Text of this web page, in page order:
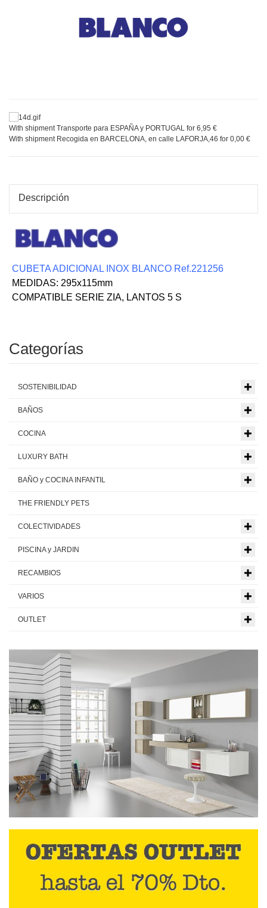
With shipment Transporte para ESPAÑA y PORTUGAL for 6,95 €
With shipment Recogida en BARCELONA, en calle LAFORJA,46 for 0,00 €
Descripción
CUBETA ADICIONAL INOX BLANCO Ref.221256
MEDIDAS: 295x115mm
COMPATIBLE SERIE ZIA, LANTOS 5 S
Categorías
SOSTENIBILIDAD
BAÑOS
COCINA
LUXURY BATH
BAÑO y COCINA INFANTIL
THE FRIENDLY PETS
COLECTIVIDADES
PISCINA y JARDIN
RECAMBIOS
VARIOS
OUTLET